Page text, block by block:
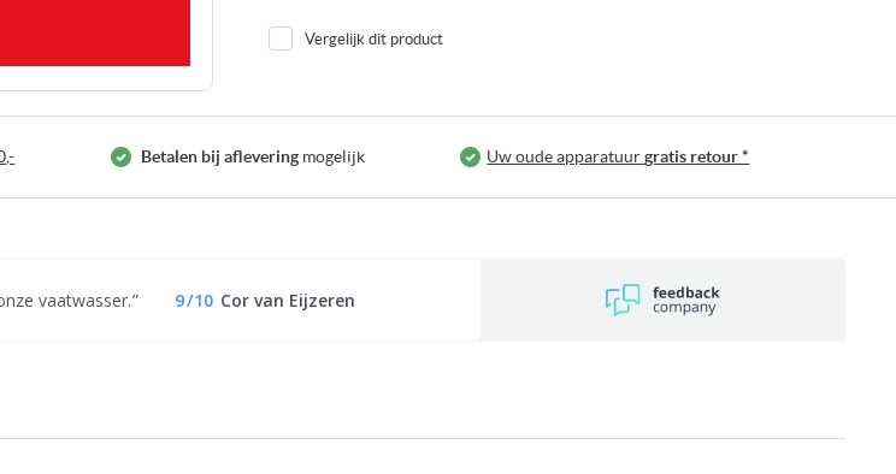
Vergelijk dit product
Betalen bij aflevering mogelijk Uw oude apparatuurgratis retour *
9/10 Cor van Eijzeren
vaatwasser.